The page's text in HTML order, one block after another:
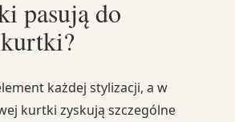
pasują do
każdej stylizacji, a w
kurtki zyskują szczególne